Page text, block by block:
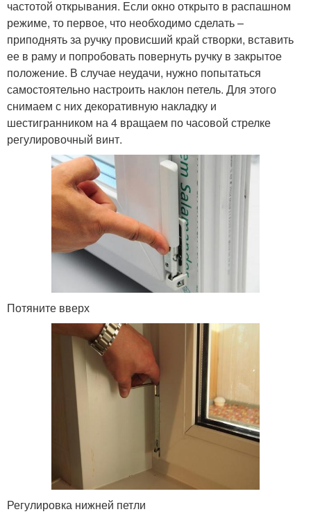
частотой открывания. Если окно открыто в распашном
режиме, то первое, что необходимо сделать –
приподнять за ручку провисший край створки, вставить
ее в раму и попробовать повернуть ручку в закрытое
положение. В случае неудачи, нужно попытаться
самостоятельно настроить наклон петель. Для этого
снимаем с них декоративную накладку и
шестигранником на 4 вращаем по часовой стрелке
регулировочный винт.
Потяните вверх
Регулировка нижней петли